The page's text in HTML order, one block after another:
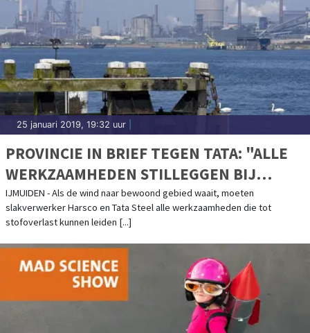
25 januari 2019, 19:32 uur
PROVINCIE IN BRIEF TEGEN TATA: "ALLE
WERKZAAMHEDEN STILLEGGEN BIJ
OVERLAST"
IJMUIDEN - Als de wind naar bewoond gebied waait, moeten
slakverwerker Harsco en Tata Steel alle werkzaamheden die tot
stofoverlast kunnen leiden [...]